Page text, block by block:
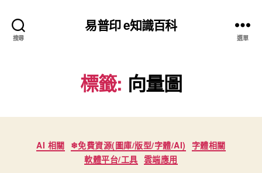
搜尋
易普印 e知識百科
選單
標籤: 向量圖
分
類
AI 相關 ❄免費資源(圖庫/版型/字體/AI)
字體相關
軟體平台/工具 雲端應用